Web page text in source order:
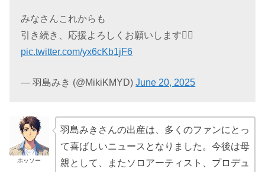
みなさんこれからも
引き続き、応援よろしくお願いします🙇‍♀️
pic.twitter.com/yx6cKb1jF6
— 羽島みき (@MikiKMYD)June 20, 2025
ホッソー
羽島みきさんの出産は、多くのファンにとっ
て喜ばしいニュースとなりました。今後は母
親として、またソロアーティスト、プロデュ